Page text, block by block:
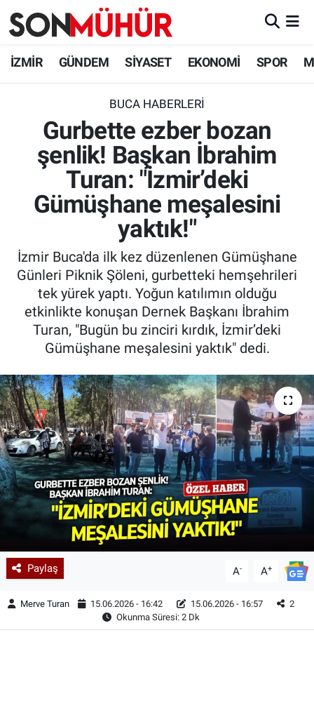
İZMİR GÜNDEM SİYASET EKONOMİ SPOR
BUCA HABERLERI
Gurbette ezber bozan
şenlik! Başkan İbrahim
Turan: "İzmir’deki
Gümüşhane meşalesini
yaktık!"
İzmir Buca'da ilk kez düzenlenen Gümüşhane
Günleri Piknik Şöleni, gurbetteki hemşehrileri
tek yürek yaptı. Yoğun katılımın olduğu
etkinlikte konuşan Dernek Başkanı İbrahim
Turan, "Bugün bu zinciri kırdık, İzmir’deki
Gümüşhane meşalesini yaktık" dedi.
Paylaş A- A+
Merve Turan 15.06.2026 - 16:42 15.06.2026 - 16:57
2
Okunma Süresi: 2 Dk
İzmir Nöbetçi Eczaneler
İzmir Namaz Vakitleri
İzmir Trafik Yoğunluk Haritası
Süper Lig Puan Durumu ve Fikstür
Tüm Manşetler
Son Dakika Haberleri
Haber Arşivi